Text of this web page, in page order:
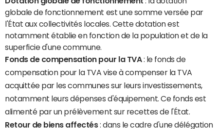
globale de fonctionnement est une somme versée par
l'État aux collectivités locales. Cette dotation est
notamment établie en fonction de la population et de la
superficie d'une commune.
Fonds de compensation pour la TVA: le fonds de
compensation pour la TVA vise à compenser la TVA
acquittée par les communes sur leurs investissements,
notamment leurs dépenses d'équipement. Ce fonds est
alimenté par un prélèvement sur recettes de l'État.
Retour de biens affectés: dans le cadre d'une délégation